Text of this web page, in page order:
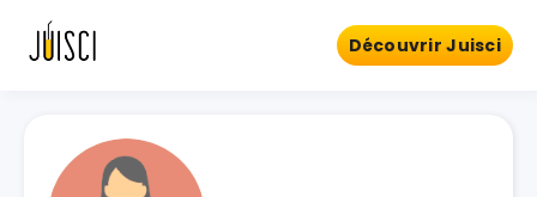
Découvrir Juisci